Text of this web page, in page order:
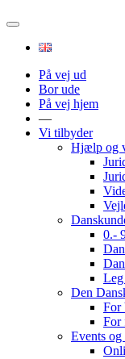
På vej ud
Bor ude
På vej hjem
—
Vi tilbyder
Hjælp og
0.-
Den
For
For
Events